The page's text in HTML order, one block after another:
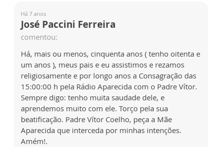
Há 7 anos
José Paccini Ferreira
comentou:
Há, mais ou menos, cinquenta anos ( tenho oitenta e
um anos ), meus pais e eu assistimos e rezamos
religiosamente e por longo anos a Consagração das
15:00:00 h pela Rádio Aparecida com o Padre Vítor.
Sempre digo: tenho muita saudade dele, e
aprendemos muito com ele. Torço pela sua
beatificação. Padre Vítor Coelho, peça a Mãe
Aparecida que interceda por minhas intenções.
Amém!.